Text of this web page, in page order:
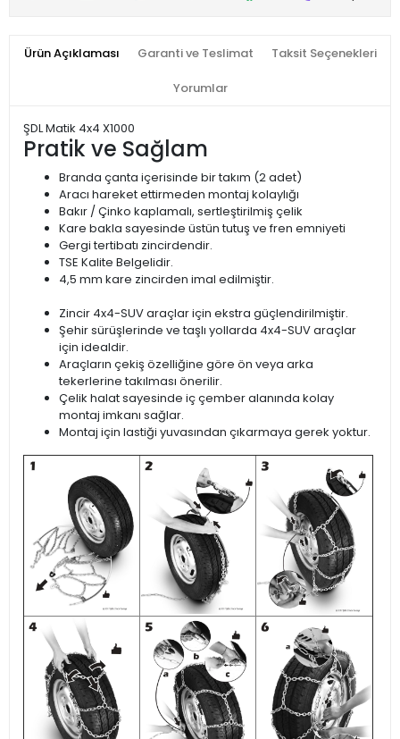
Ürün Açıklaması Garanti ve Teslimat Taksit Seçenekleri
Yorumlar
ŞDL Matik 4x4 X1000
Pratik ve Sağlam
Branda çanta içerisinde bir takım (2 adet)
Aracı hareket ettirmeden montaj kolaylığı
Bakır / Çinko kaplamalı, sertleştirilmiş çelik
Kare bakla sayesinde üstün tutuş ve fren emniyeti
Gergi tertibatı zincirdendir.
TSE Kalite Belgelidir.
4,5 mm kare zincirden imal edilmiştir.
Zincir 4x4-SUV araçlar için ekstra güçlendirilmiştir.
Şehir sürüşlerinde ve taşlı yollarda 4x4-SUV araçlar
için idealdir.
Araçların çekiş özelliğine göre ön veya arka
tekerlerine takılması önerilir.
Çelik halat sayesinde iç çember alanında kolay
montaj imkanı sağlar.
Montaj için lastiği yuvasından çıkarmaya gerek yoktur.